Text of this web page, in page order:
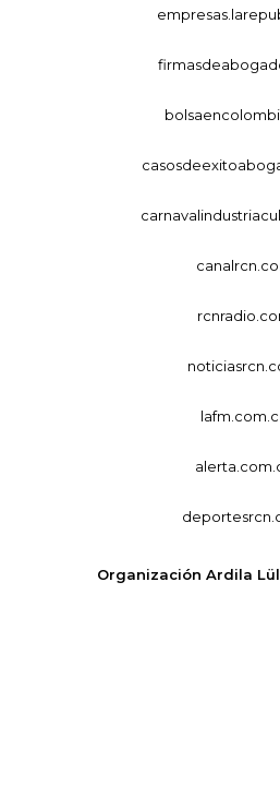
Organización Ardila